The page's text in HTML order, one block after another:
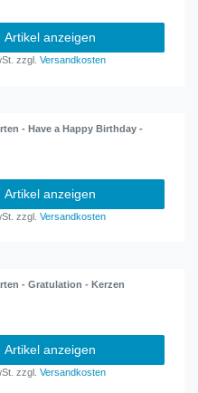
Artikel anzeigen
zzgl.Versandkosten
- Have a Happy Birthday -
Artikel anzeigen
zzgl.Versandkosten
- Gratulation - Kerzen
Artikel anzeigen
zzgl.Versandkosten